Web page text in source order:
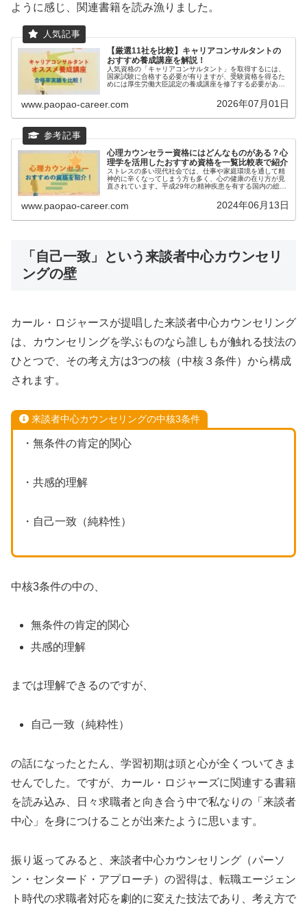
ように感じ、関連書籍を読み漁りました。
【厳選11社を比較】キャリアコンサルタントの
おすすめ養成講座を解説！
人気資格の「キャリアコンサルタント」を取得するには、
国家試験に合格する必要が有りますが、受験資格を得るた
めには厚生労働大臣認定の養成講座を修了する必要があり
事では、わたしが特におすすめする...
www.paopao-career.com 2026年07月01日
心理カウンセラー資格にはどんなものがある？心
理学を活用したおすすめ資格を一覧比較表で紹介
ストレスの多い現代社会では、仕事や家庭環境を通して精
神的に辛くなってしまう方も多く、心の健康の在り方が見
直されています。平成29年の精神疾患を有する国内の総患
www.paopao-career.com 2024年06月13日
「自己一致」という来談者中心カウンセリ
ングの壁
カール・ロジャースが提唱した来談者中心カウンセリング
は、カウンセリングを学ぶものなら誰しもが触れる技法の
ひとつで、その考え方は3つの核（中核３条件）から構成
されます。
来談者中心カウンセリングの中核3条件
・無条件の肯定的関心
・共感的理解
・自己一致（純粋性）
中核3条件の中の、
無条件の肯定的関心
共感的理解
までは理解できるのですが、
自己一致（純粋性）
の話になったとたん、学習初期は頭と心が全くついてきま
せんでした。ですが、カール・ロジャーズに関連する書籍
を読み込み、日々求職者と向き合う中で私なりの「来談者
中心」を身につけることが出来たように思います。
振り返ってみると、来談者中心カウンセリング（パーソ
ン・センタード・アプローチ）の習得は、転職エージェン
ト時代の求職者対応を劇的に変えた技法であり、考え方で